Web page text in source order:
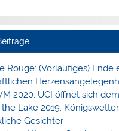
Rouge: (Vorläufiges) Ende
2020: UCI öffnet sich
Lake 2019:
Gesichter